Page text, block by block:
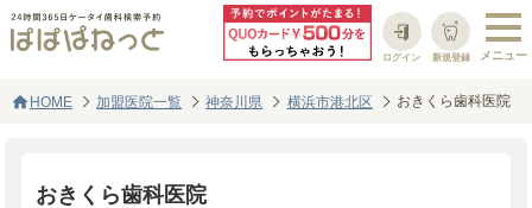
新規登録
ログイン
homeHOME 加盟医院一覧 神奈川県 横浜市港北区 おきくら歯科医院
おきくら歯科医院